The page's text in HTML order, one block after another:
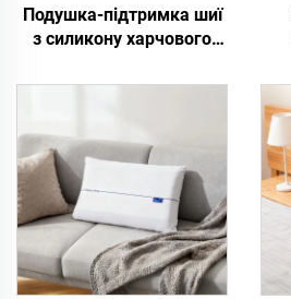
Подушка-підтримка шиї
з силикону харчового